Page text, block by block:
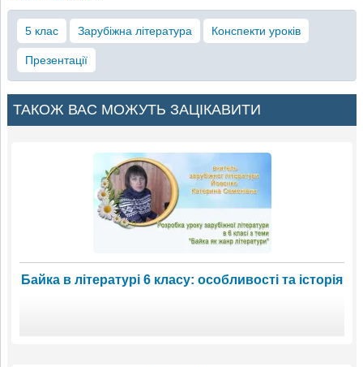
5 клас Зарубіжна література Конспекти уроків
Презентації
ТАКОЖ ВАС МОЖУТЬ ЗАЦІКАВИТИ
Байка в літературі 6 класу: особливості та історія